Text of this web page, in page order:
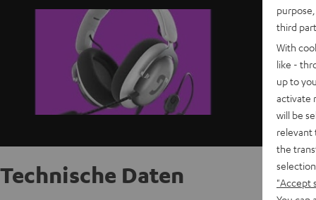
Technische Daten
third
With
like -
up to
activate
will be
relevant
the
"Accept